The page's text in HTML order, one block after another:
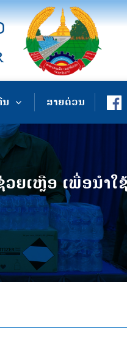
ສາຍດ່ວນ
ເຫຼືອ ເພື່ອນໍາໃ